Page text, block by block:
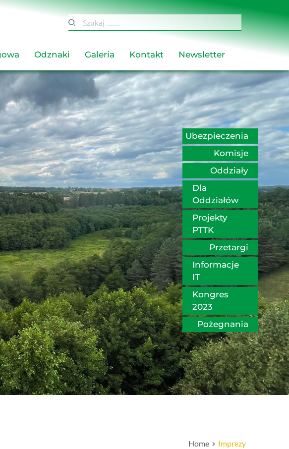
Szukaj .......
Odznaki Galeria Kontakt Newsletter
Ubezpieczenia
Komisje
Oddziały
Dla
Oddziałów
Projekty
PTTK
Przetargi
Informacje
IT
Kongres
2023
Pożegnania
Home Imprezy